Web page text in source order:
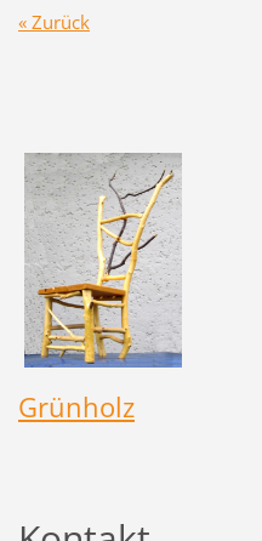
« Zurück
Grünholz